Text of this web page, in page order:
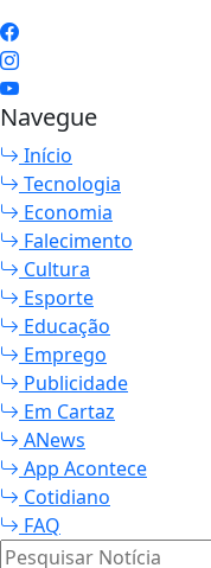
Navegue
Início
Tecnologia
Economia
Falecimento
Cultura
Esporte
Educação
Emprego
Publicidade
Em Cartaz
ANews
App Acontece
Cotidiano
FAQ
Pesquisar Notícia